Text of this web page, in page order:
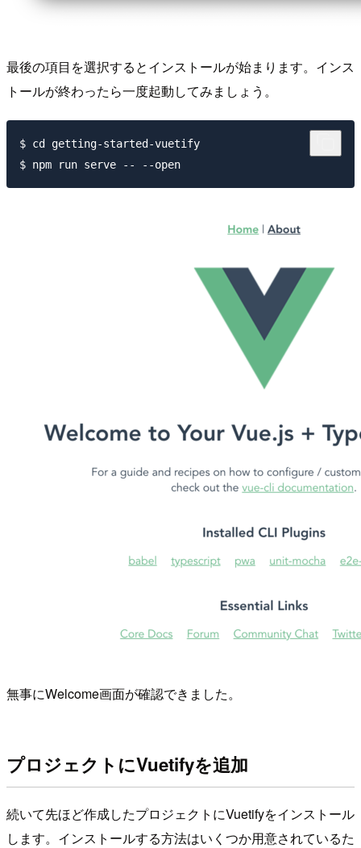
最後の項目を選択するとインストールが始まります。インス
トールが終わったら一度起動してみましょう。
$ cd getting-started-vuetify
無事にWelcome画面が確認できました。
プロジェクトにVuetifyを追加
続いて先ほど作成したプロジェクトにVuetifyをインストール
します。インストールする方法はいくつか用意されているた